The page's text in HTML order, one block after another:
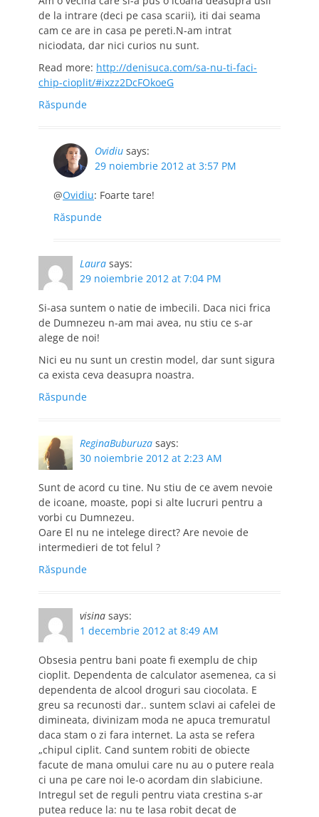
de la intrare (deci pe casa scarii), iti dai seama
cam ce are in casa pe pereti.N-am intrat
niciodata, dar nici curios nu sunt.
Read more: http://denisuca.com/sa-nu-ti-faci-
chip-cioplit/#ixzz2DcFOkoeG
Răspunde
Ovidiu says:
29 noiembrie 2012 at 3:57 PM
@Ovidiu: Foarte tare!
Răspunde
Laura says:
29 noiembrie 2012 at 7:04 PM
Si-asa suntem o natie de imbecili. Daca nici frica
de Dumnezeu n-am mai avea, nu stiu ce s-ar
alege de noi!
Nici eu nu sunt un crestin model, dar sunt sigura
ca exista ceva deasupra noastra.
Răspunde
ReginaBuburuza says:
30 noiembrie 2012 at 2:23 AM
Sunt de acord cu tine. Nu stiu de ce avem nevoie
de icoane, moaste, popi si alte lucruri pentru a
vorbi cu Dumnezeu.
Oare El nu ne intelege direct? Are nevoie de
intermedieri de tot felul ?
Răspunde
visina says:
1 decembrie 2012 at 8:49 AM
Obsesia pentru bani poate fi exemplu de chip
cioplit. Dependenta de calculator asemenea, ca si
dependenta de alcool droguri sau ciocolata. E
greu sa recunosti dar.. suntem sclavi ai cafelei de
dimineata, divinizam moda ne apuca tremuratul
daca stam o zi fara internet. La asta se refera
„chipul ciplit. Cand suntem robiti de obiecte
facute de mana omului care nu au o putere reala
ci una pe care noi le-o acordam din slabiciune.
Intregul set de reguli pentru viata crestina s-ar
putea reduce la: nu te lasa robit decat de